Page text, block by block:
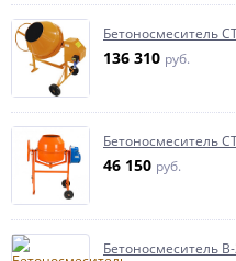
Бетоносмеситель
136 310 руб.
Бетоносмеситель
46 150 руб.
Бетоносмеситель